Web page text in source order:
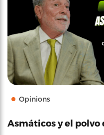
Opinions
Asmáticos y el polvo